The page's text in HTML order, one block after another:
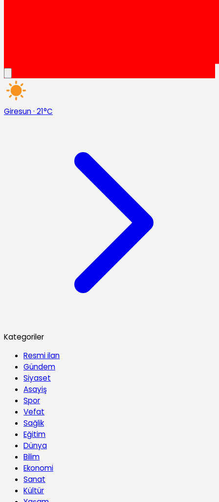
Giresun· 21°C
Kategoriler
Resmi ilan
Gündem
Siyaset
Asayiş
Spor
Vefat
Sağlik
Eğitim
Dünya
Bilim
Ekonomi
Sanat
Kültür